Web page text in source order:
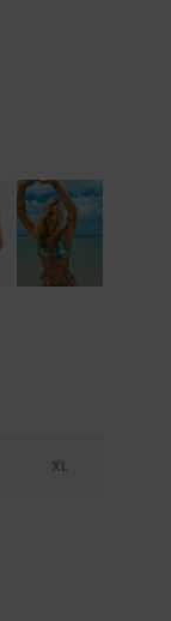
XL